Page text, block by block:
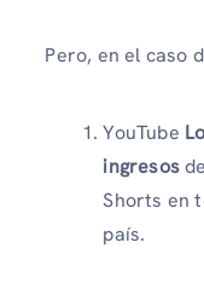
Pero, en el caso
YouTube
ingresos
Shorts en
país.